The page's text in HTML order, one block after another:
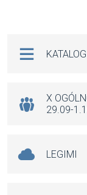
o
k
KATALOG
X
29.09-
LEGIMI